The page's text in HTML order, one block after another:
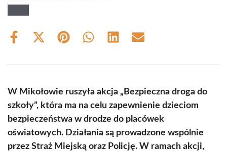
Share
Share
(Twitter)
Share Share Share Share
W Mikołowie ruszyła akcja „Bezpieczna droga do
szkoły”, która ma na celu zapewnienie dzieciom
bezpieczeństwa w drodze do placówek
oświatowych. Działania są prowadzone wspólnie
przez Straż Miejską oraz Policję. W ramach akcji,